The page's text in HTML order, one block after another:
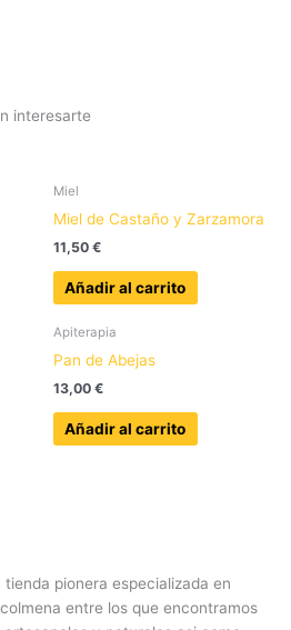
interesarte
Miel
Miel de Castaño y Zarzamora
11,50 €
Añadir al carrito
Apiterapia
Pan de Abejas
13,00 €
Añadir al carrito
pionera especializada en
entre los que encontramos